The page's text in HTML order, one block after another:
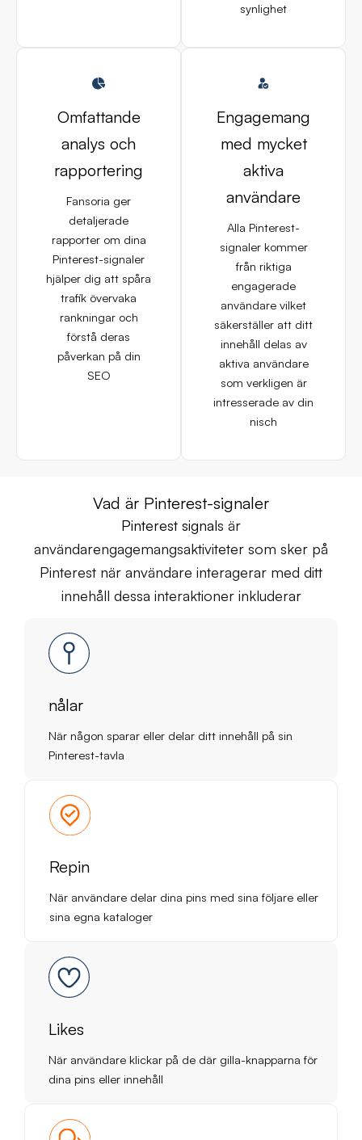
synlighet
Omfattande
analys och
rapportering
Fansoria ger
detaljerade
rapporter om dina
Pinterest-signaler
hjälper dig att spåra
trafik övervaka
rankningar och
förstå deras
påverkan på din
SEO
Engagemang
med mycket
aktiva
användare
Alla Pinterest-
signaler kommer
från riktiga
engagerade
användare vilket
säkerställer att ditt
innehåll delas av
aktiva användare
som verkligen är
intresserade av din
nisch
Vad är Pinterest-signaler
Pinterest signals är
användarengagemangsaktiviteter som sker på
Pinterest när användare interagerar med ditt
innehåll dessa interaktioner inkluderar
nålar
När någon sparar eller delar ditt innehåll på sin
Pinterest-tavla
Repin
När användare delar dina pins med sina följare eller
sina egna kataloger
Likes
När användare klickar på de där gilla-knapparna för
dina pins eller innehåll